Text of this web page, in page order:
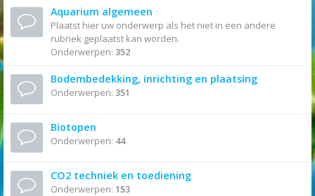
Aquarium algemeen
Plaatst hier uw onderwerp als het niet in een andere
rubriek geplaatst kan worden.
Onderwerpen: 352
Bodembedekking, inrichting en plaatsing
Onderwerpen: 351
Biotopen
Onderwerpen: 44
CO2 techniek en toediening
Onderwerpen: 153